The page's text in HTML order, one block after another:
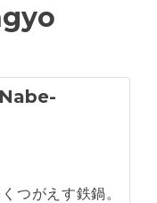
つがえす鉄鍋。